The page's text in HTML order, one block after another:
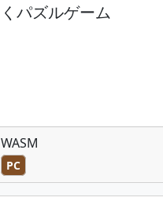
くパズルゲーム
WASM
PC